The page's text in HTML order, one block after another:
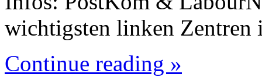
wichtigsten linken
Continue reading »